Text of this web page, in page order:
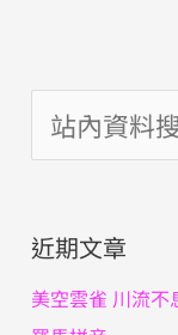
尋
鍵
字
:
近期文章
美空雲雀 川流